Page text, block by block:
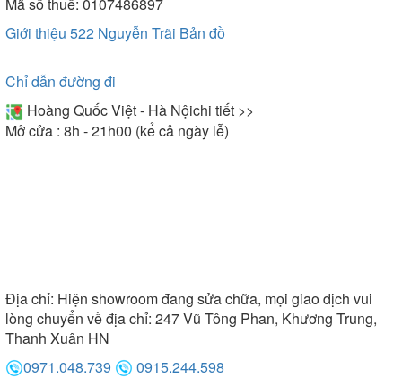
Giới thiệu 522 Nguyễn Trãi Bản đồ
Chỉ dẫn đường đi
Hoàng Quốc Việt - Hà Nộichi tiết >>
Mở cửa : 8h - 21h00 (kể cả ngày lễ)
Địa chỉ: Hiện showroom đang sửa chữa, mọi giao dịch vui
lòng chuyển về địa chỉ: 247 Vũ Tông Phan, Khương Trung,
Thanh Xuân HN
0971.048.739
0915.244.598